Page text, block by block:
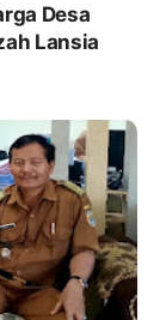
Desa
Lansia